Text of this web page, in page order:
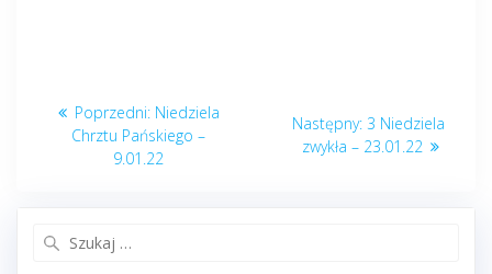
Nawigacja
wpisu
Poprzedni: Poprzedni
post:
Niedziela
Chrztu Pańskiego –
9.01.22
Następny: Następny
post:
3 Niedziela
zwykła – 23.01.22